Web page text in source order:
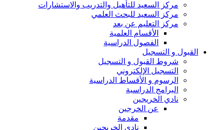
مركز السعيد للتأهيل والتدريب والاستشارات
مركز السعيد للبحث العلمي
مركز التعليم عن بعد
الأقسام العلمية
الفصول الدراسية
القبول و التسجيل
شروط القبول و التسجيل
التسجيل الإلكتروني
الرسوم و الأقساط الدراسية
البرامج الدراسية
نادي الخريجين
عن الخرجين
مقدمة
نادي الخريجين